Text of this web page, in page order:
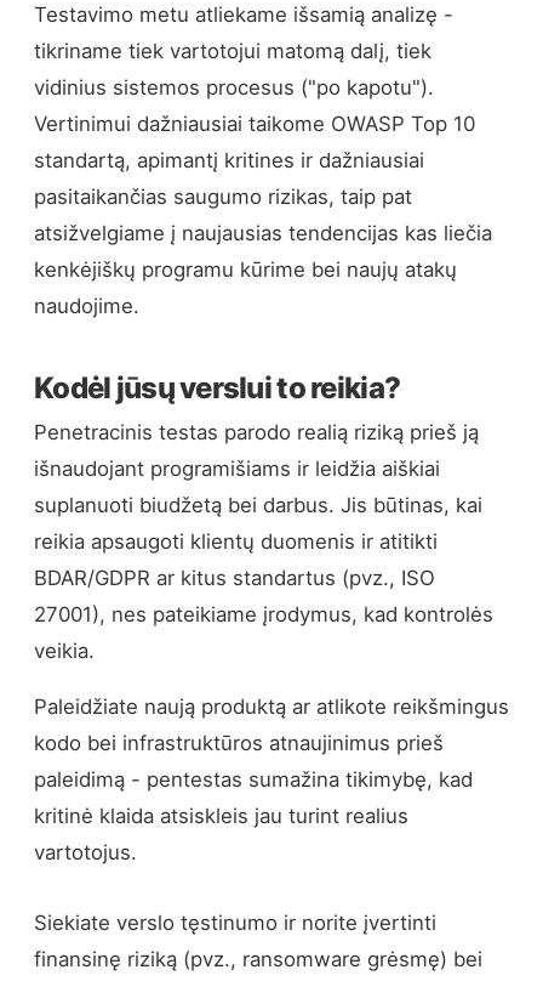
Testavimo metu atliekame išsamią analizę -
tikriname tiek vartotojui matomą dalį, tiek
vidinius sistemos procesus ("po kapotu").
Vertinimui dažniausiai taikome OWASP Top 10
standartą, apimantį kritines ir dažniausiai
pasitaikančias saugumo rizikas, taip pat
atsižvelgiame į naujausias tendencijas kas liečia
kenkėjiškų programu kūrime bei naujų atakų
naudojime.
Kodėl jūsų verslui to reikia?
Penetracinis testas parodo realią riziką prieš ją
išnaudojant programišiams ir leidžia aiškiai
suplanuoti biudžetą bei darbus. Jis būtinas, kai
reikia apsaugoti klientų duomenis ir atitikti
BDAR/GDPR ar kitus standartus (pvz., ISO
27001), nes pateikiame įrodymus, kad kontrolės
veikia.
Paleidžiate naują produktą ar atlikote reikšmingus
kodo bei infrastruktūros atnaujinimus prieš
paleidimą - pentestas sumažina tikimybę, kad
kritinė klaida atsiskleis jau turint realius
vartotojus.
Siekiate verslo tęstinumo ir norite įvertinti
finansinę riziką (pvz., ransomware grėsmę) bei